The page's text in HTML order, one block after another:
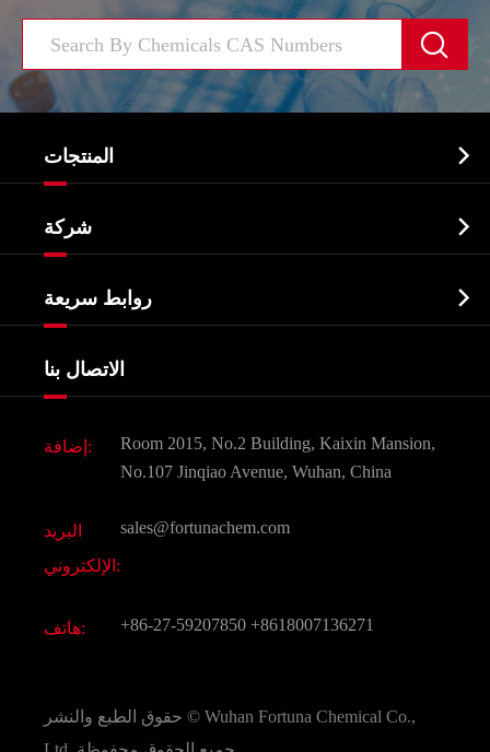

المنتجات 
الصيدلانية وسيطة
البيوكيميائية
Agrochemicals و الوسطيات
مكونات مستحضرات التجميل
النكهات و عطور
الكيميائية CAS
جميع المواد الكيميائية غرامة
شركة 
شهادات و مصنع تظهر
شركة التاريخ
روابط سريعة 
الاتصال بنا
إضافة:
Room 2015, No.2 Building, Kaixin Mansion,
No.107 Jinqiao Avenue, Wuhan, China
البريد
الإلكتروني:
sales@fortunachem.com
هاتف: +86-27-59207850 +8618007136271
حقوق الطبع والنشر © Wuhan Fortuna Chemical Co.,